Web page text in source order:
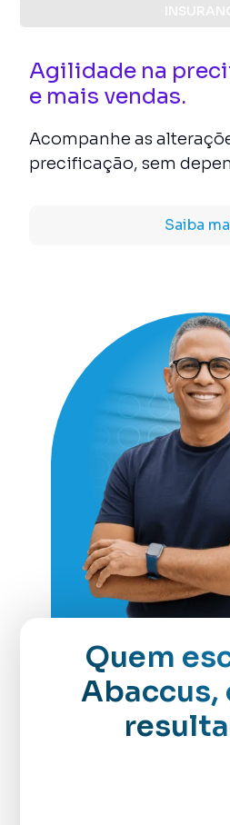
Agilidade na
e mais vendas.
Acompanhe as
precificação, sem
Saiba
Quem
Abaccus,